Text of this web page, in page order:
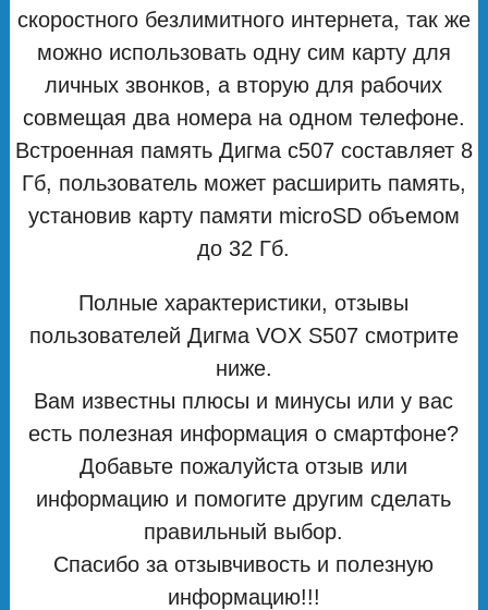
скоростного безлимитного интернета, так же
можно использовать одну сим карту для
личных звонков, а вторую для рабочих
совмещая два номера на одном телефоне.
Встроенная память Дигма с507 составляет 8
Гб, пользователь может расширить память,
установив карту памяти microSD объемом
до 32 Гб.
Полные характеристики, отзывы
пользователей Дигма VOX S507 смотрите
ниже.
Вам известны плюсы и минусы или у вас
есть полезная информация о смартфоне?
Добавьте пожалуйста отзыв или
информацию и помогите другим сделать
правильный выбор.
Спасибо за отзывчивость и полезную
информацию!!!